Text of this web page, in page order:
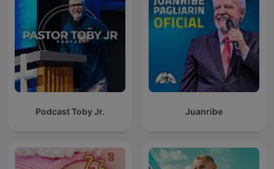
Podcast Toby Jr. Juanribe